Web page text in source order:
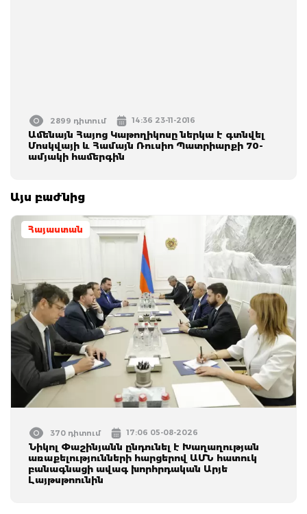
2899 դիտում 14:36 23-11-2016
Ամենայն Հայոց Կաթողիկոսը ներկա է գտնվել
Մոսկվայի և Համայն Ռուսիո Պատրիարքի 70-
ամյակի համերգին
Այս բաժնից
Հայաստան
370 դիտում 17:06 05-08-2026
Նիկոլ Փաշինյանն ընդունել է Խաղաղության
առաքելությունների հարցերով ԱՄՆ հատուկ
բանագնացի ավագ խորհրդական Արյե
Լայթսթոունին